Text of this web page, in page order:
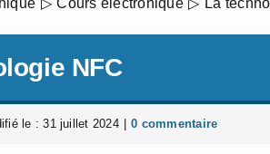
NFC
le : 31 juillet 2024 0 commentaire